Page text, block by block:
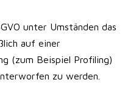
unter Umständen das
auf einer
(zum Beispiel Profiling)
zu werden.